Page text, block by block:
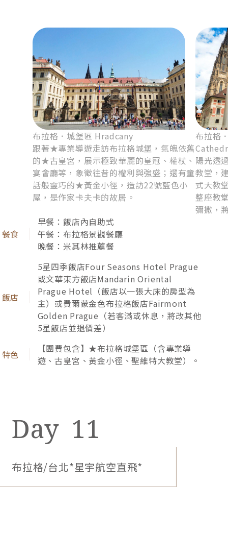
的繁華景色，享受視覺與味覺的雙重食光。
奢享米其林美饌，精湛技法烹調上等食材，精緻擺盤
體現食藝美學，細膩滋味令人沉醉。
選用當地食材，透過主廚團隊的巧思，烹飪料理出優
布拉格．城堡區 Hradcany
跟著★專業導遊走訪布拉格城堡，氣魄依舊
的★古皇宮，展示極致華麗的皇冠、權杖、
宴會廳等，象徵往昔的權利與強盛；還有童
話般靈巧的★黃金小徑，造訪22號藍色小
屋，是作家卡夫卡的故居。
布拉格
陽光透
教堂，
式大教
整座教
彌撒，
早餐：飯店內自助式
午餐：布拉格景觀餐廳
晚餐：米其林推薦餐
5星四季飯店Four Seasons Hotel Prague
或文華東方飯店Mandarin Oriental
Prague Hotel（飯店以⼀張⼤床的房型為
主）或費爾蒙金色布拉格飯店Fairmont
Golden Prague（若客滿或休息，將改其他
5星飯店並退價差）
【團費包含】★布拉格城堡區（含專業導
遊、古皇宮、黃金小徑、聖維特大教堂）。
11
布拉格/台北*星宇航空直飛*